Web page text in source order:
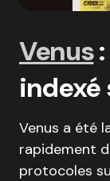
Venus:
indexé
Venus a été
rapidement
protocoles